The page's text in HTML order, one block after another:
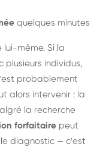
quelques minutes
lui-même. Si la
plusieurs individus,
probablement
alors intervenir : la
la recherche
forfaitaire peut
diagnostic — c'est